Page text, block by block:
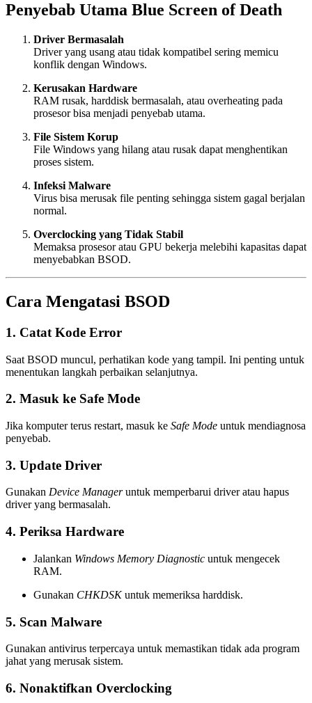
Penyebab Utama Blue Screen of Death
Driver Bermasalah
Driver yang usang atau tidak kompatibel sering memicu
konflik dengan Windows.
Kerusakan Hardware
RAM rusak, harddisk bermasalah, atau overheating pada
prosesor bisa menjadi penyebab utama.
File Sistem Korup
File Windows yang hilang atau rusak dapat menghentikan
proses sistem.
Infeksi Malware
Virus bisa merusak file penting sehingga sistem gagal berjalan
normal.
Overclocking yang Tidak Stabil
Memaksa prosesor atau GPU bekerja melebihi kapasitas dapat
menyebabkan BSOD.
Cara Mengatasi BSOD
1. Catat Kode Error
Saat BSOD muncul, perhatikan kode yang tampil. Ini penting untuk
menentukan langkah perbaikan selanjutnya.
2. Masuk ke Safe Mode
Jika komputer terus restart, masuk ke Safe Mode untuk mendiagnosa
penyebab.
3. Update Driver
Gunakan Device Manageruntuk memperbarui driver atau hapus
driver yang bermasalah.
4. Periksa Hardware
Jalankan Windows Memory Diagnostic untuk mengecek
RAM.
Gunakan CHKDSKuntuk memeriksa harddisk.
5. Scan Malware
Gunakan antivirus terpercaya untuk memastikan tidak ada program
jahat yang merusak sistem.
6. Nonaktifkan Overclocking